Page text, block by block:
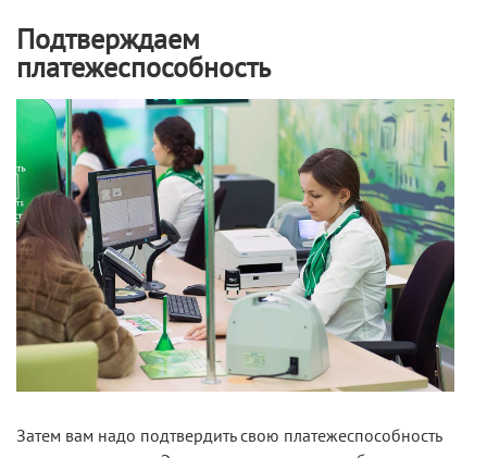
Подтверждаем
платежеспособность
Затем вам надо подтвердить свою платежеспособность